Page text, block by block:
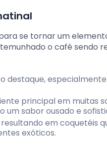
se tornar um
o café sendo
destaque,
principal em muitas
um sabor ousado e
em coquetéis
exóticos.